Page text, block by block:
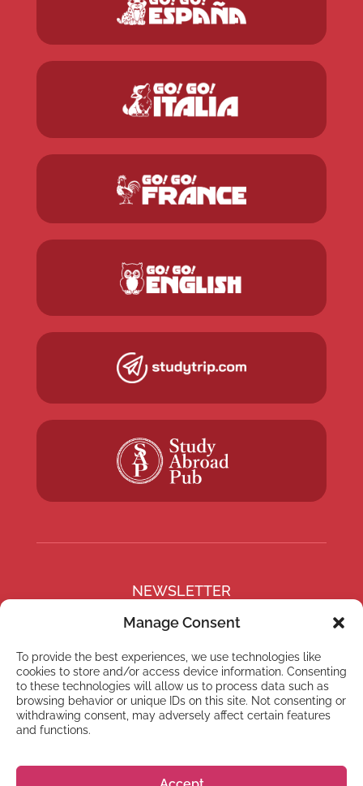
Manage Consent
To provide the best experiences, we use technologies like
cookies to store and/or access device information. Consenting
to these technologies will allow us to process data such as
browsing behavior or unique IDs on this site. Not consenting or
withdrawing consent, may adversely affect certain features
and functions.
NEWSLETTER
Subscribe to our newsletter
Subscribe